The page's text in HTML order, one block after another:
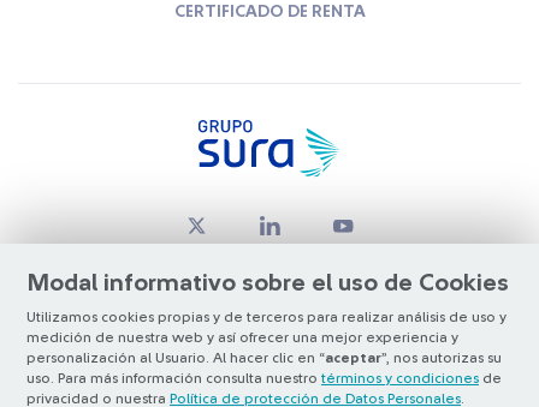
Modal informativo sobre el uso de Cookies
Utilizamos cookies propias y de terceros para realizar análisis de uso y
medición de nuestra web y así ofrecer una mejor experiencia y
personalización al Usuario. Al hacer clic en “aceptar”, nos autorizas su
uso. Para más información consulta nuestro términos y condiciones de
privacidad o nuestra Política de protección de Datos Personales
CERTIFICADO DE RENTA
© Copyright Grupo SURA 2026